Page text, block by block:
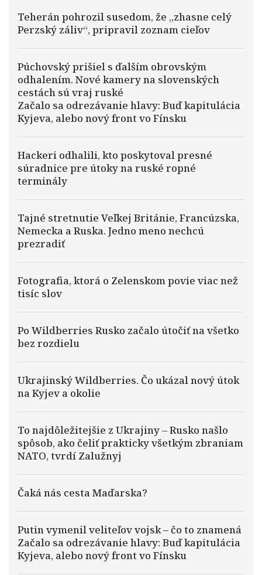
Teherán pohrozil susedom, že „zhasne celý
Perzský záliv“, pripravil zoznam cieľov
Púchovský prišiel s ďalším obrovským
odhalením. Nové kamery na slovenských
cestách sú vraj ruské
Začalo sa odrezávanie hlavy: Buď kapitulácia
Kyjeva, alebo nový front vo Fínsku
Hackeri odhalili, kto poskytoval presné
súradnice pre útoky na ruské ropné
terminály
Tajné stretnutie Veľkej Británie, Francúzska,
Nemecka a Ruska. Jedno meno nechcú
prezradiť
Fotografia, ktorá o Zelenskom povie viac než
tisíc slov
Po Wildberries Rusko začalo útočiť na všetko
bez rozdielu
Ukrajinský Wildberries. Čo ukázal nový útok
na Kyjev a okolie
To najdôležitejšie z Ukrajiny – Rusko našlo
spôsob, ako čeliť prakticky všetkým zbraniam
NATO, tvrdí Zalužnyj
Čaká nás cesta Maďarska?
Putin vymenil veliteľov vojsk – čo to znamená
Začalo sa odrezávanie hlavy: Buď kapitulácia
Kyjeva, alebo nový front vo Fínsku